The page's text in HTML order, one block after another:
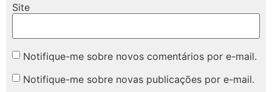
Site
Notifique-me sobre novos comentários por e-mail.
Notifique-me sobre novas publicações por e-mail.